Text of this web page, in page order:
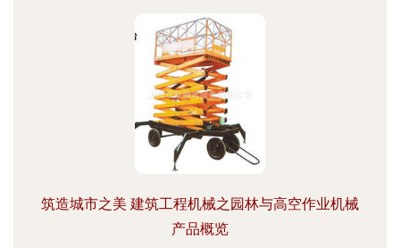
筑造城市之美 建筑工程机械之园林与高空作业机械
产品概览